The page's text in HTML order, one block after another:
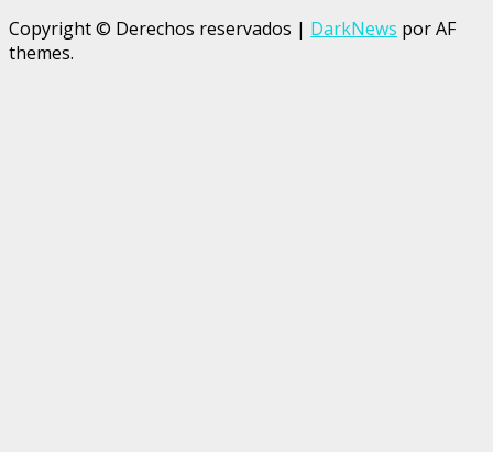
Copyright © Derechos reservados | DarkNews por AF
themes.